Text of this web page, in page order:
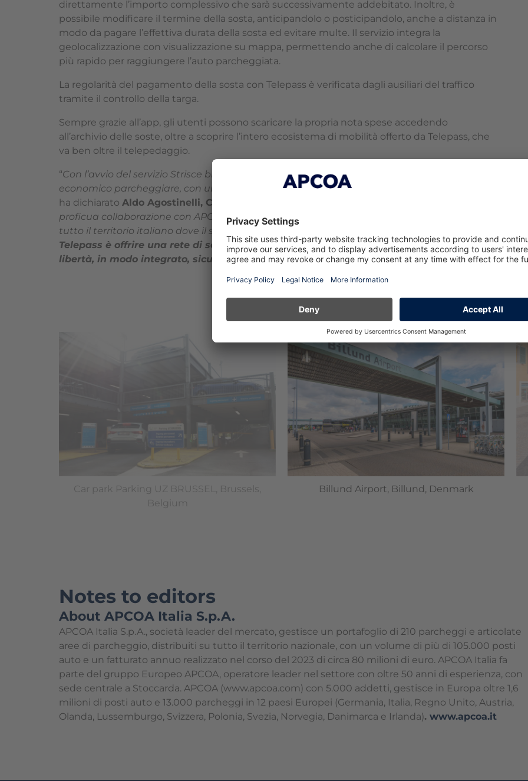
direttamente l’importo complessivo che sarà successivamente addebitato. Inoltre, è
possibile modificare il termine della sosta, anticipandolo o posticipandolo, anche a distanza in
modo da pagare l’effettiva durata della sosta ed evitare multe. Il servizio integra la
geolocalizzazione con visualizzazione su mappa, permettendo anche di calcolare il percorso
più rapido per raggiungere l’auto parcheggiata.
La regolarità del pagamento della sosta con Telepass è verificata dagli ausiliari del traffico
tramite il controllo della targa.
Sempre grazie all’app, gli utenti possono scaricare la propria nota spese accedendo
all’archivio delle soste, oltre a scoprire l’intero ecosistema di mobilità offerto da Telepass, che
va ben oltre il telepedaggio.
“Con l’avvio del servizio Strisce blu a Sesto San Giovanni, diventa più semplice ed
economico parcheggiare, con un vantaggio sia per le persone che per la mobilità urbana”,
ha dichiarato Aldo Agostinelli, Chief Consumer Revenues Officer di Telepass
proficua collaborazione conAPCOA ITALIA SPA, questa si aggiunge alle oltre 350 località su
tutto il territorio italiano dove il servizio è già attivo. Nello scenario attuale,
Telepass è offrire una rete di servizi che diano alle persone la possibilità di muoversi in
libertà, in modo integrato, sicuro e sostenibile”.
Car park Parking UZ BRUSSEL, Brussels,
Belgium
Billund Airport, Billund, Denmark
Notes to editors
About APCOA Italia S.p.A.
APCOA Italia S.p.A., società leader del mercato, gestisce un portafoglio di 210 parcheggi e articolate
aree di parcheggio, distribuiti su tutto il territorio nazionale, con un volume di più di 105.000 posti
auto e un fatturato annuo realizzato nel corso del 2023 di circa 80 milioni di euro. APCOA Italia fa
parte del gruppo Europeo APCOA, operatore leader nel settore con oltre 50 anni di esperienza, con
sede centrale a Stoccarda. APCOA (www.apcoa.com) con 5.000 addetti, gestisce in Europa oltre 1,6
milioni di posti auto e 13.000 parcheggi in 12 paesi Europei (Germania, Italia, Regno Unito, Austria,
Olanda, Lussemburgo, Svizzera, Polonia, Svezia, Norvegia, Danimarca e Irlanda). www.apcoa.it